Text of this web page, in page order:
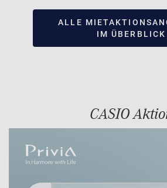
ALLE
IM ÜBERBLICK
CASIO